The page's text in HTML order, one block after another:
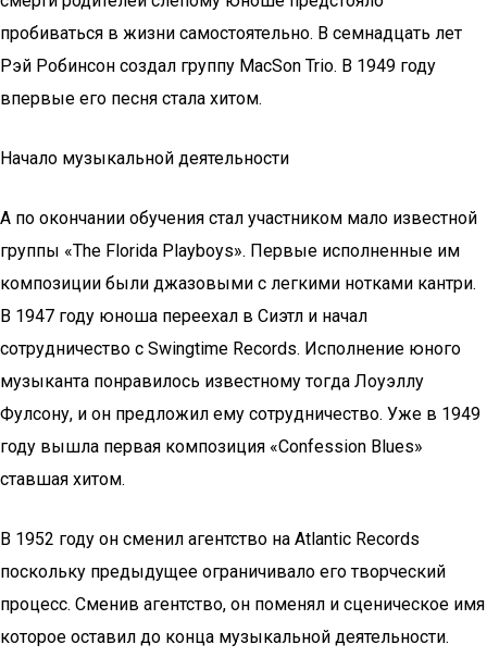
пробиваться в жизни самостоятельно. В семнадцать лет
Рэй Робинсон создал группу MacSon Trio. В 1949 году
впервые его песня стала хитом.
Начало музыкальной деятельности
А по окончании обучения стал участником мало известной
группы «The Florida Playboys». Первые исполненные им
композиции были джазовыми с легкими нотками кантри.
В 1947 году юноша переехал в Сиэтл и начал
сотрудничество с Swingtime Records. Исполнение юного
музыканта понравилось известному тогда Лоуэллу
Фулсону, и он предложил ему сотрудничество. Уже в 1949
году вышла первая композиция «Confession Blues»
ставшая хитом.
В 1952 году он сменил агентство на Atlantic Records
поскольку предыдущее ограничивало его творческий
процесс. Сменив агентство, он поменял и сценическое имя
которое оставил до конца музыкальной деятельности.